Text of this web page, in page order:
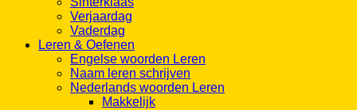
Verjaardag
Vaderdag
Leren & Oefenen
Engelse woorden Leren
Naam leren schrijven
Nederlands woorden Leren
Makkelijk